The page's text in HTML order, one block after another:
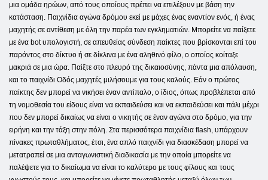
μια ομάδα ηρώων, από τους οποίους πρέπει να επιλέξουν με βάση την
κατάσταση. Παιχνίδια αγώνα δρόμου εκεί με μάχες ένας εναντίον ενός, ή ένας
μαχητής σε αντίθεση με όλη την παρέα των εγκληματιών. Μπορείτε να παίξετε
με ένα bot υπολογιστή, σε απευθείας σύνδεση παίκτες που βρίσκονται επί του
παρόντος στο δίκτυο ή σε δίκλινα με ένα αληθινό φίλο, ο οποίος κοίταξε
μακριά σε μια ώρα. Παίξτε στο πλευρό της δικαιοσύνης, πάντα μια απόλαυση,
και το παιχνίδι Οδός μαχητές μιλήσουμε για τους καλούς. Εάν ο πρώτος
παίκτης δεν μπορεί να νικήσει έναν αντίπαλο, ο ίδιος, όπως προβλέπεται από
τη νομοθεσία του είδους είναι να εκπαιδεύσει και να εκπαιδεύσει και πάλι μέχρι
που δεν μπορεί δικαίως να είναι ο νικητής σε έναν αγώνα στο δρόμο, για την
ειρήνη και την τάξη στην πόλη. Στα περισσότερα παιχνίδια flash, υπάρχουν
πίνακες πρωταθλήματος, έτσι, ένα απλό παιχνίδι για διασκέδαση μπορεί να
μετατραπεί σε μια ανταγωνιστική διαδικασία με την οποία μπορείτε να
παλέψετε για το δικαίωμα να είναι το καλύτερο με τους φίλους και τους